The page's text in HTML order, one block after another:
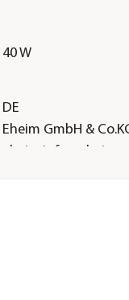
40 W
DE
Eheim GmbH &